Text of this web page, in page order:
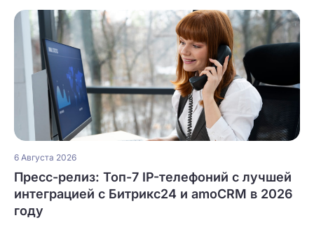
6 Августа 2026
Пресс-релиз: Топ-7 IP-телефоний с лучшей
интеграцией с Битрикс24 и amoCRM в 2026
году